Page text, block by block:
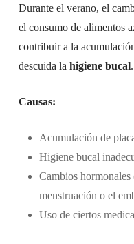
Durante el verano, el
el consumo de alimentos
contribuir a la
descuida la higiene bucal.
Causas:
Acumulación de
Higiene bucal
Cambios
menstruación o el
Uso de ciertos